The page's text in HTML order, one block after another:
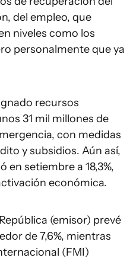
del empleo, que
niveles como los
personalmente que ya
recursos
31 mil millones de
con medidas
y subsidios. Aún así,
en setiembre a 18,3%,
económica.
(emisor) prevé
de 7,6%, mientras
(FMI)